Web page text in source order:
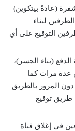
(عادةً بيتكوين)
لبناء
التوقيع على أي
(بناء الجسر)،
عدة مرات كما
دون إشراك الشبكة الرئيسية ٫ أي دون المرور بالطريق
طريق توقيع
في إغلاق قناة